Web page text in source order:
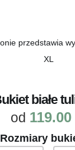
przedstawia
XL
białe
od 119.00
Rozmiary